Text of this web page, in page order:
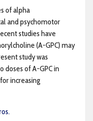
of alpha
and psychomotor
studies have
(A-GPC) may
study was
doses of A-GPC in
increasing